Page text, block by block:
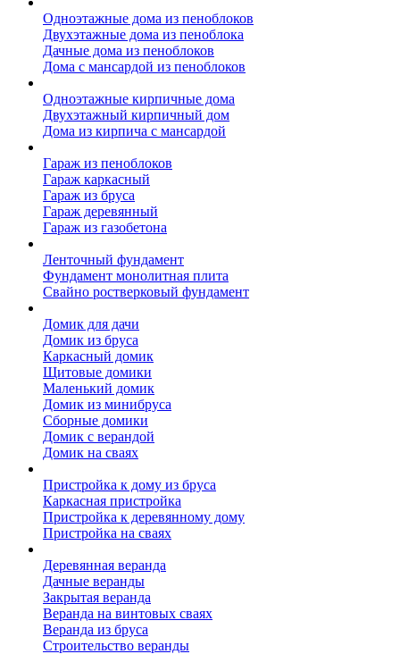
Одноэтажные дома из пеноблоков
Двухэтажные дома из пеноблока
Дачные дома из пеноблоков
Дома с мансардой из пеноблоков
Одноэтажные кирпичные дома
Двухэтажный кирпичный дом
Дома из кирпича с мансардой
Гараж из пеноблоков
Гараж каркасный
Гараж из бруса
Гараж деревянный
Гараж из газобетона
Ленточный фундамент
Фундамент монолитная плита
Свайно ростверковый фундамент
Домик для дачи
Домик из бруса
Каркасный домик
Щитовые домики
Маленький домик
Домик из минибруса
Сборные домики
Домик с верандой
Домик на сваях
Пристройка к дому из бруса
Каркасная пристройка
Пристройка к деревянному дому
Пристройка на сваях
Деревянная веранда
Дачные веранды
Закрытая веранда
Веранда на винтовых сваях
Веранда из бруса
Строительство веранды